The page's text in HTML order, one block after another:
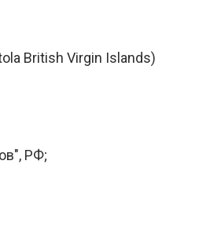
British Virgin Islands)
РФ;